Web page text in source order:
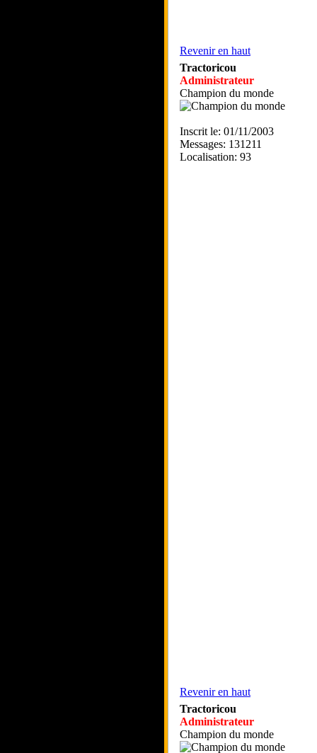
Revenir en haut
Tractoricou
Administrateur
Champion du monde
Inscrit le: 01/11/2003
Messages: 131211
Localisation: 93
Revenir en haut
Tractoricou
Administrateur
Champion du monde